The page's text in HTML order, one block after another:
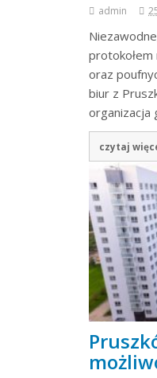
admin
oraz
biur z
organizacja
czytaj